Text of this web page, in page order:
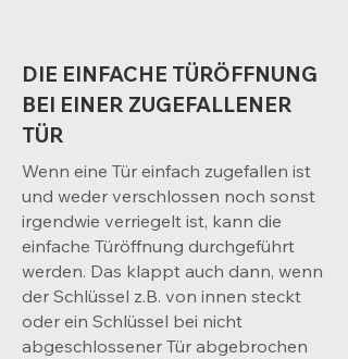
DIE EINFACHE TÜRÖFFNUNG
BEI EINER ZUGEFALLENER
TÜR
Wenn eine Tür einfach zugefallen ist
und weder verschlossen noch sonst
irgendwie verriegelt ist, kann die
einfache Türöffnung durchgeführt
werden. Das klappt auch dann, wenn
der Schlüssel z.B. von innen steckt
oder ein Schlüssel bei nicht
abgeschlossener Tür abgebrochen